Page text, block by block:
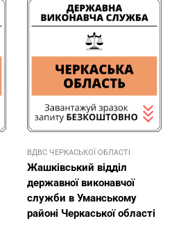
ВДВС ЧЕРКАСЬКОЇ ОБЛАСТІ
Жашківський відділ
державної виконавчої
служби в Уманському
районі Черкаської області